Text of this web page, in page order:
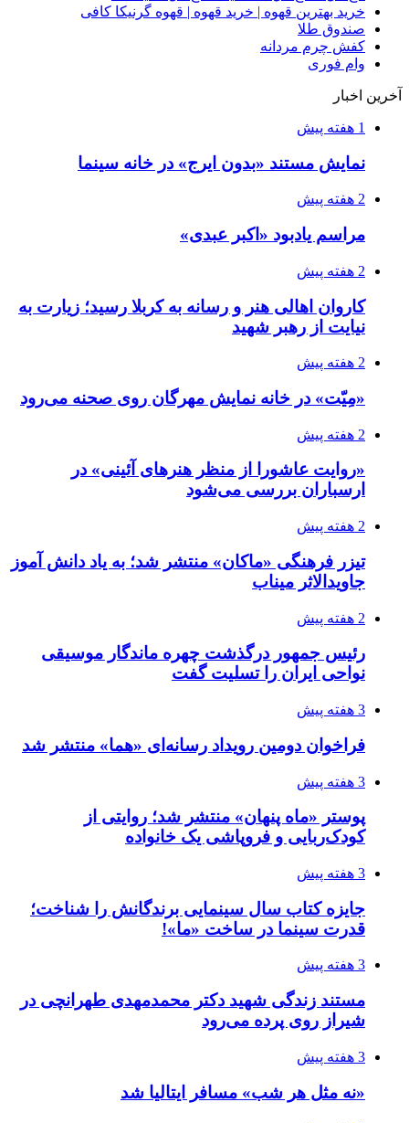
خرید بهترین قهوه | خرید قهوه | قهوه گرنیکا کافی
صندوق طلا
کفش چرم مردانه
وام فوری
آخرین اخبار
1 هفته پیش
نمایش مستند «بدون ایرج» در خانه سینما
2 هفته پیش
مراسم یادبود «اکبر عبدی»
2 هفته پیش
کاروان اهالی هنر و رسانه به کربلا رسید؛ زیارت به
نیایت از رهبر شهید
2 هفته پیش
«مِیّت» در خانه نمایش مهرگان روی صحنه می‌رود
2 هفته پیش
«روایت عاشورا از منظر هنرهای آئینی» در
ارسباران بررسی می‌شود
2 هفته پیش
تیزر فرهنگی «ماکان» منتشر شد؛ به یاد دانش آموز
جاویدالاثر میناب
2 هفته پیش
رئیس جمهور درگذشت چهره ماندگار موسیقی
نواحی ایران را تسلیت گفت
3 هفته پیش
فراخوان دومین رویداد رسانه‌ای «هما» منتشر شد
3 هفته پیش
پوستر «ماه پنهان» منتشر شد؛ روایتی از
کودک‌ربایی و فروپاشی یک خانواده
3 هفته پیش
جایزه کتاب سال سینمایی برندگانش را شناخت؛
قدرت سینما در ساخت «ما»!
3 هفته پیش
مستند زندگی شهید دکتر محمدمهدی طهرانچی در
شیراز روی پرده می‌رود
3 هفته پیش
«نه مثل هر شب» مسافر ایتالیا شد